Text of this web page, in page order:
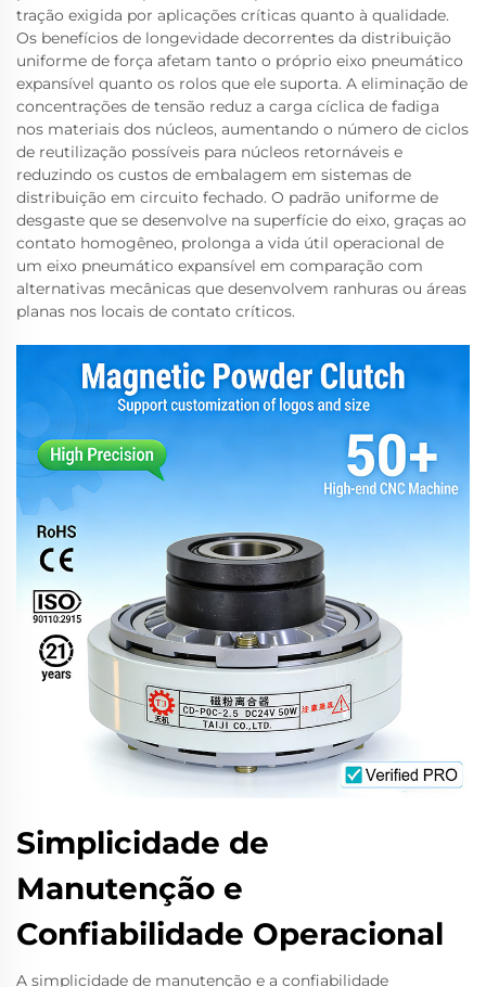
tração exigida por aplicações críticas quanto à qualidade.
Os benefícios de longevidade decorrentes da distribuição
uniforme de força afetam tanto o próprio eixo pneumático
expansível quanto os rolos que ele suporta. A eliminação de
concentrações de tensão reduz a carga cíclica de fadiga
nos materiais dos núcleos, aumentando o número de ciclos
de reutilização possíveis para núcleos retornáveis e
reduzindo os custos de embalagem em sistemas de
distribuição em circuito fechado. O padrão uniforme de
desgaste que se desenvolve na superfície do eixo, graças ao
contato homogêneo, prolonga a vida útil operacional de
um eixo pneumático expansível em comparação com
alternativas mecânicas que desenvolvem ranhuras ou áreas
planas nos locais de contato críticos.
Simplicidade de
Manutenção e
Confiabilidade Operacional
A simplicidade de manutenção e a confiabilidade